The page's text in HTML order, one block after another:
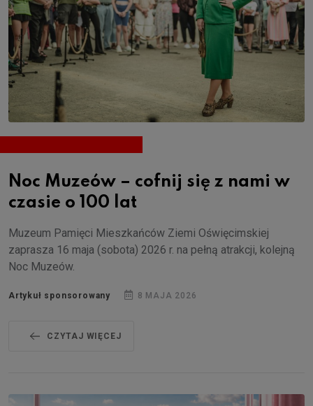
Noc Muzeów – cofnij się z nami w
czasie o 100 lat
Muzeum Pamięci Mieszkańców Ziemi Oświęcimskiej
zaprasza 16 maja (sobota) 2026 r. na pełną atrakcji, kolejną
Noc Muzeów.
Artykuł sponsorowany 8 MAJA 2026
CZYTAJ WIĘCEJ